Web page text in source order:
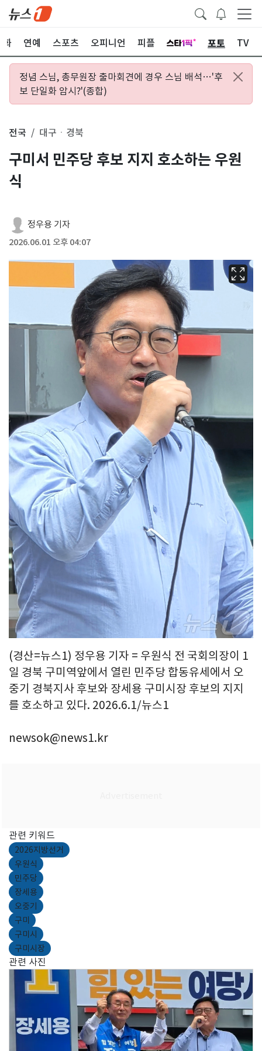
화 연예 스포츠 오피니언 피플 포토 TV
정념 스님, 총무원장 출마회견에 경우 스님 배석…'후
보 단일화 암시?'(종합)
전국 대구ㆍ경북
구미서 민주당 후보 지지 호소하는 우원
식
정우용 기자
2026.06.01 오후 04:07
(경산=뉴스1) 정우용 기자 = 우원식 전 국회의장이 1
일 경북 구미역앞에서 열린 민주당 합동유세에서 오
중기 경북지사 후보와 장세용 구미시장 후보의 지지
를 호소하고 있다. 2026.6.1/뉴스1
newsok@news1.kr
관련 키워드
2026지방선거
우원식
민주당
장세용
오중기
구미
구미시
구미시장
관련 사진